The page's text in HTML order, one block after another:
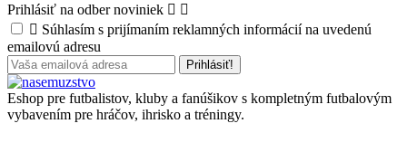
Prihlásiť na odber noviniek  
 Súhlasím s prijímaním reklamných informácií na uvedenú
emailovú adresu
Eshop pre futbalistov, kluby a fanúšikov s kompletným futbalovým
vybavením pre hráčov, ihrisko a tréningy.